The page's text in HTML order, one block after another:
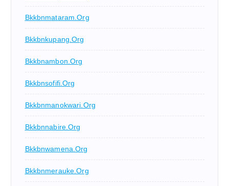
Bkkbnmataram.org
Bkkbnkupang.org
Bkkbnambon.org
Bkkbnsofifi.org
Bkkbnmanokwari.org
Bkkbnnabire.org
Bkkbnwamena.org
Bkkbnmerauke.org